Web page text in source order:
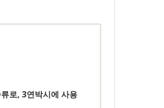
로, 3연박시에 사용